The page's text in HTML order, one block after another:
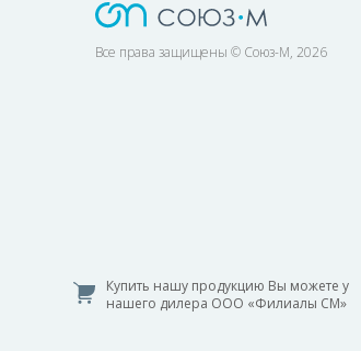
Все права защищены © Союз-М, 2026
Купить нашу продукцию Вы можете у
нашего дилера ООО «Филиалы СМ»